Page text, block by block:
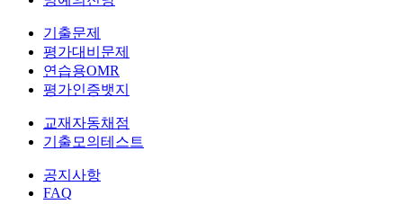
기출문제
평가대비문제
연습용OMR
평가인증뱃지
교재자동채점
기출모의테스트
공지사항
FAQ